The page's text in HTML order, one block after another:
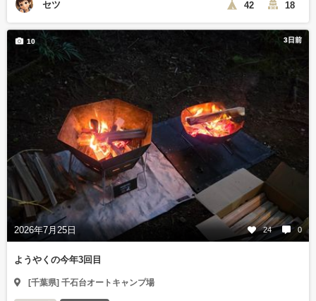
セツ 42 18
3日前
2026年7月25日 24 0
10
ようやくの今年3回目
[千葉県] 千石台オートキャンプ場